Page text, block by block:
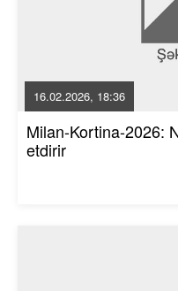
16.02.2026, 18:36
Milan-Kortina-2026:
etdirir